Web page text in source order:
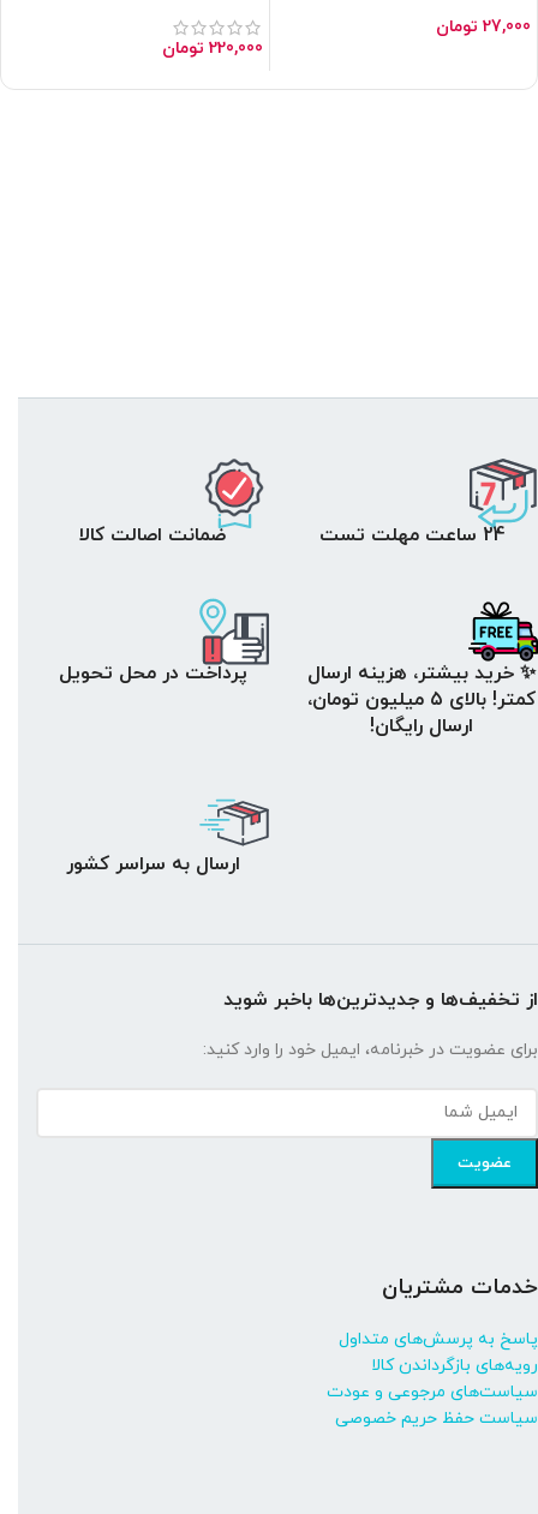
27,000 تومان
220,000 تومان
ضمانت اصالت کالا 24 ساعت مهلت تست
پرداخت در محل تحویل
✨ خرید بیشتر، هزینه ارسال
کمتر! بالای ۵ میلیون تومان،
ارسال رایگان!
ارسال به سراسر کشور
از تخفیف‌ها و جدیدترین‌ها باخبر شوید
برای عضویت در خبرنامه، ایمیل خود را وارد کنید:
خدمات مشتریان
پاسخ به پرسش‌های متداول
رویه‌های بازگرداندن کالا
سیاست‌های مرجوعی و عودت
سیاست حفظ حریم خصوصی